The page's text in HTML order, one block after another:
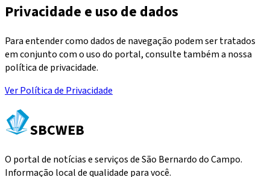
Privacidade e uso de dados
Para entender como dados de navegação podem ser tratados
em conjunto com o uso do portal, consulte também a nossa
política de privacidade.
Ver Política de Privacidade
SBCWEB
O portal de notícias e serviços de São Bernardo do Campo.
Informação local de qualidade para você.